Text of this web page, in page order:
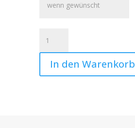
Sternenkind
Bär
Wolke
In den Warenkorb